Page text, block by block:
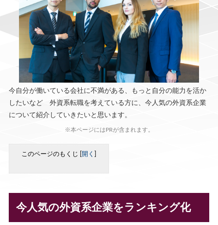
今自分が働いている会社に不満がある、もっと自分の能力を活か
したいなど 外資系転職を考えている方に、今人気の外資系企業
について紹介していきたいと思います。
※本ページにはPRが含まれます。
このページのもくじ 開く
今人気の外資系企業をランキング化